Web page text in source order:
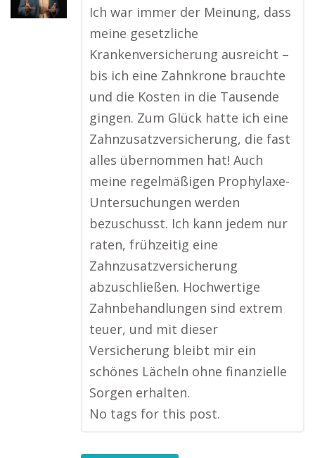
Ich war immer der Meinung, dass
meine gesetzliche
Krankenversicherung ausreicht –
bis ich eine Zahnkrone brauchte
und die Kosten in die Tausende
gingen. Zum Glück hatte ich eine
Zahnzusatzversicherung, die fast
alles übernommen hat! Auch
meine regelmäßigen Prophylaxe-
Untersuchungen werden
bezuschusst. Ich kann jedem nur
raten, frühzeitig eine
Zahnzusatzversicherung
abzuschließen. Hochwertige
Zahnbehandlungen sind extrem
teuer, und mit dieser
Versicherung bleibt mir ein
schönes Lächeln ohne finanzielle
Sorgen erhalten.
No tags for this post.